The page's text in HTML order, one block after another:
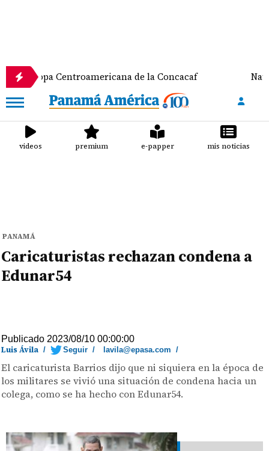
de la Concacaf Nathalee
videos premium e-papper mis noticias
PANAMÁ
Caricaturistas rechazan condena a
Edunar54
Publicado 2023/08/10 00:00:00
Luis Ávila / Seguir / lavila@epasa.com /
El caricaturista Barrios dijo que ni siquiera en la época de
los militares se vivió una situación de condena hacia un
colega, como se ha hecho con Edunar54.